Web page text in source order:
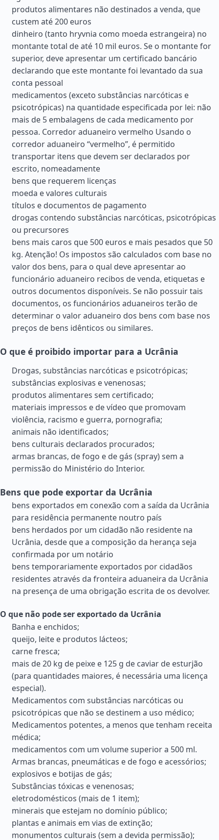
produtos alimentares não destinados a venda, que
custem até 200 euros
dinheiro (tanto hryvnia como moeda estrangeira) no
montante total de até 10 mil euros. Se o montante for
superior, deve apresentar um certificado bancário
declarando que este montante foi levantado da sua
conta pessoal
medicamentos (exceto substâncias narcóticas e
psicotrópicas) na quantidade especificada por lei: não
mais de 5 embalagens de cada medicamento por
pessoa. Corredor aduaneiro vermelho Usando o
corredor aduaneiro “vermelho”, é permitido
transportar itens que devem ser declarados por
escrito, nomeadamente
bens que requerem licenças
moeda e valores culturais
títulos e documentos de pagamento
drogas contendo substâncias narcóticas, psicotrópicas
ou precursores
bens mais caros que 500 euros e mais pesados que 50
kg. Atenção! Os impostos são calculados com base no
valor dos bens, para o qual deve apresentar ao
funcionário aduaneiro recibos de venda, etiquetas e
outros documentos disponíveis. Se não possuir tais
documentos, os funcionários aduaneiros terão de
determinar o valor aduaneiro dos bens com base nos
preços de bens idênticos ou similares.
O que é proibido importar para a Ucrânia
Drogas, substâncias narcóticas e psicotrópicas;
substâncias explosivas e venenosas;
produtos alimentares sem certificado;
materiais impressos e de vídeo que promovam
violência, racismo e guerra, pornografia;
animais não identificados;
bens culturais declarados procurados;
armas brancas, de fogo e de gás (spray) sem a
permissão do Ministério do Interior.
Bens que pode exportar da Ucrânia
bens exportados em conexão com a saída da Ucrânia
para residência permanente noutro país
bens herdados por um cidadão não residente na
Ucrânia, desde que a composição da herança seja
confirmada por um notário
bens temporariamente exportados por cidadãos
residentes através da fronteira aduaneira da Ucrânia
na presença de uma obrigação escrita de os devolver.
O que não pode ser exportado da Ucrânia
Banha e enchidos;
queijo, leite e produtos lácteos;
carne fresca;
mais de 20 kg de peixe e 125 g de caviar de esturjão
(para quantidades maiores, é necessária uma licença
especial).
Medicamentos com substâncias narcóticas ou
psicotrópicas que não se destinem a uso médico;
Medicamentos potentes, a menos que tenham receita
médica;
medicamentos com um volume superior a 500 ml.
Armas brancas, pneumáticas e de fogo e acessórios;
explosivos e botijas de gás;
Substâncias tóxicas e venenosas;
eletrodomésticos (mais de 1 item);
minerais que estejam no domínio público;
plantas e animais em vias de extinção;
monumentos culturais (sem a devida permissão);